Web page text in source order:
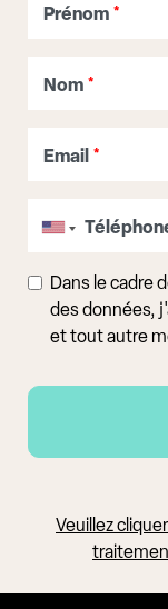
Prénom *
Nom *
Email *
Dans le cadre
des données,
et tout autre
Veuillez